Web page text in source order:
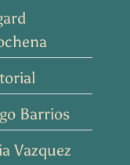
Barrios
Vazquez